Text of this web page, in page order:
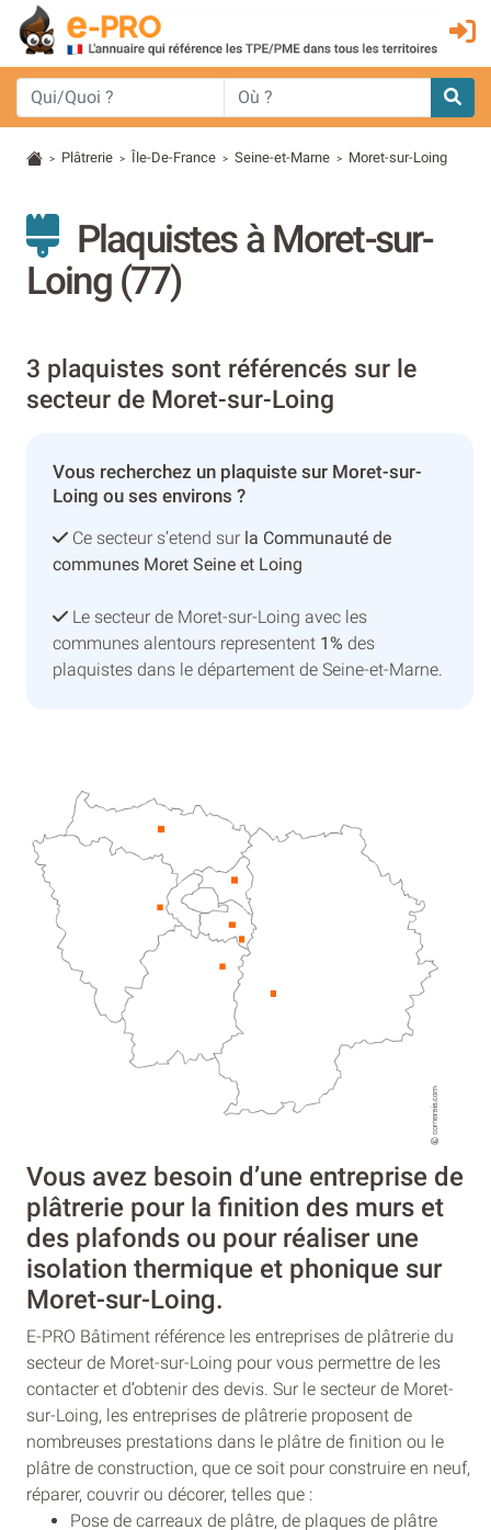
> Plâtrerie > Île-De-France > Seine-et-Marne > Moret-sur-Loing
Plaquistes à Moret-sur-
Loing (77)
3 plaquistes sont référencés sur le
secteur de Moret-sur-Loing
Vous recherchez un plaquiste sur Moret-sur-
Loing ou ses environs ?
Ce secteur s’etend sur la Communauté de
communes Moret Seine et Loing
Le secteur de Moret-sur-Loing avec les
communes alentours representent 1% des
plaquistes dans le département de Seine-et-Marne.
Vous avez besoin d’une entreprise de
plâtrerie pour la finition des murs et
des plafonds ou pour réaliser une
isolation thermique et phonique sur
Moret-sur-Loing.
E-PRO Bâtiment référence les entreprises de plâtrerie du
secteur de Moret-sur-Loing pour vous permettre de les
contacter et d’obtenir des devis. Sur le secteur de Moret-
sur-Loing, les entreprises de plâtrerie proposent de
nombreuses prestations dans le plâtre de finition ou le
plâtre de construction, que ce soit pour construire en neuf,
réparer, couvrir ou décorer, telles que :
Pose de carreaux de plâtre, de plaques de plâtre